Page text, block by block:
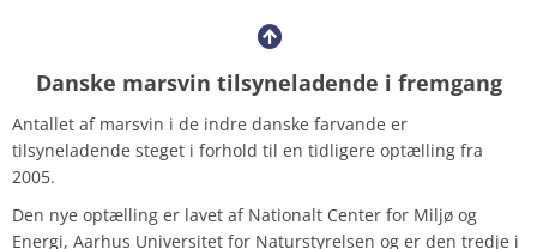
Danske marsvin tilsyneladende i fremgang
Antallet af marsvin i de indre danske farvande er
tilsyneladende steget i forhold til en tidligere optælling fra
2005.
Den nye optælling er lavet af Nationalt Center for Miljø og
Energi, Aarhus Universitet for Naturstyrelsen og er den tredje i